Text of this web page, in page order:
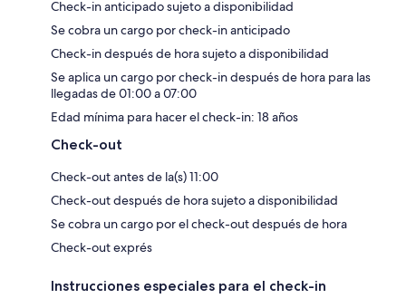
Check-in anticipado sujeto a disponibilidad
Se cobra un cargo por check-in anticipado
Check-in después de hora sujeto a disponibilidad
Se aplica un cargo por check-in después de hora para las
llegadas de 01:00 a 07:00
Edad mínima para hacer el check-in: 18 años
Check-out
Check-out antes de la(s) 11:00
Check-out después de hora sujeto a disponibilidad
Se cobra un cargo por el check-out después de hora
Check-out exprés
Instrucciones especiales para el check-in